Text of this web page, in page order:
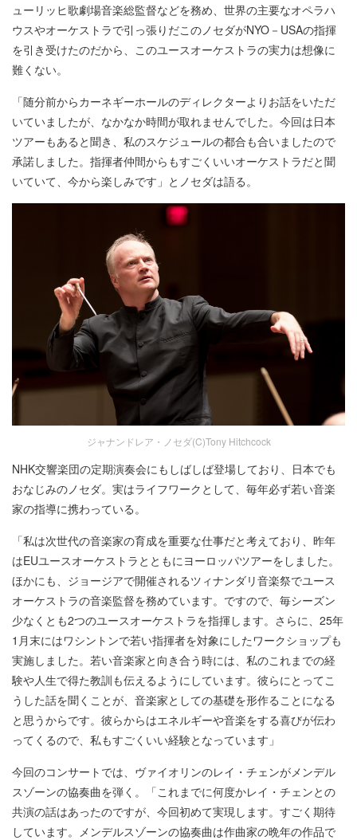
ューリッヒ歌劇場音楽総監督などを務め、世界の主要なオペラハ
ウスやオーケストラで引っ張りだこのノセダがNYO－USAの指揮
を引き受けたのだから、このユースオーケストラの実力は想像に
難くない。
「随分前からカーネギーホールのディレクターよりお話をいただ
いていましたが、なかなか時間が取れませんでした。今回は日本
ツアーもあると聞き、私のスケジュールの都合も合いましたので
承諾しました。指揮者仲間からもすごくいいオーケストラだと聞
いていて、今から楽しみです」とノセダは語る。
ジャナンドレア・ノセダ(C)Tony Hitchcock
NHK交響楽団の定期演奏会にもしばしば登場しており、日本でも
おなじみのノセダ。実はライフワークとして、毎年必ず若い音楽
家の指導に携わっている。
「私は次世代の音楽家の育成を重要な仕事だと考えており、昨年
はEUユースオーケストラとともにヨーロッパツアーをしました。
ほかにも、ジョージアで開催されるツィナンダリ音楽祭でユース
オーケストラの音楽監督を務めています。ですので、毎シーズン
少なくとも2つのユースオーケストラを指揮します。さらに、25年
1月末にはワシントンで若い指揮者を対象にしたワークショップも
実施しました。若い音楽家と向き合う時には、私のこれまでの経
験や人生で得た教訓も伝えるようにしています。彼らにとってこ
うした話を聞くことが、音楽家としての基礎を形作ることになる
と思うからです。彼らからはエネルギーや音楽をする喜びが伝わ
ってくるので、私もすごくいい経験となっています」
今回のコンサートでは、ヴァイオリンのレイ・チェンがメンデル
スゾーンの協奏曲を弾く。「これまでに何度かレイ・チェンとの
共演の話はあったのですが、今回初めて実現します。すごく期待
しています。メンデルスゾーンの協奏曲は作曲家の晩年の作品で